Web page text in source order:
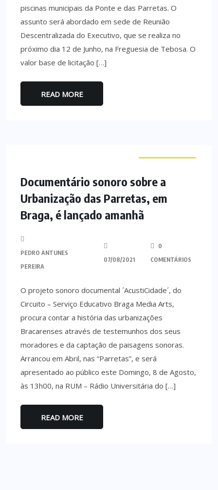
piscinas municipais da Ponte e das Parretas. O
assunto será abordado em sede de Reunião
Descentralizada do Executivo, que se realiza no
próximo dia 12 de Junho, na Freguesia de Tebosa. O
valor base de licitação […]
READ MORE
Documentário sonoro sobre a
Urbanização das Parretas, em
Braga, é lançado amanhã
PEDRO ANTUNES
PEREIRA
07/08/2021
0
COMENTÁRIOS
O projeto sonoro documental ´AcustiCidade´, do
Circuito – Serviço Educativo Braga Media Arts,
procura contar a história das urbanizações
Bracarenses através de testemunhos dos seus
moradores e da captação de paisagens sonoras.
Arrancou em Abril, nas “Parretas”, e será
apresentado ao público este Domingo, 8 de Agosto,
às 13h00, na RUM – Rádio Universitária do […]
READ MORE